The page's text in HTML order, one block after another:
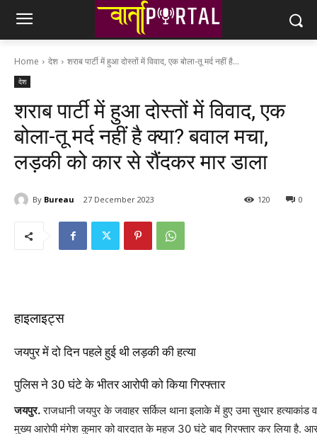
Home देश शराब पार्टी में हुआ दोस्तों में विवाद, एक बोला-तू मर्द नहीं है...
देश
शराब पार्टी में हुआ दोस्तों में विवाद, एक
बोला-तू मर्द नहीं है क्या? बवाल मचा,
लड़की को कार से रौंदकर मार डाला
By Bureau 27 December 2023 0
120
हाइलाइट्स
जयपुर में दो दिन पहले हुई थी लड़की की हत्या
पुलिस ने 30 घंटे के भीतर आरोपी को किया गिरफ्तार
जयपुर.राजधानी जयपुर के जवाहर सर्किल थाना इलाके में हुए उमा सुथार
मुख्य आरोपी मंगेश कुमार को वारदात के महज 30 घंटे बाद गिरफ्तार कर लिया है.